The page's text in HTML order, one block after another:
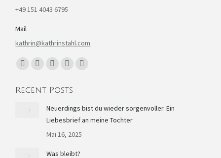
+49 151 4043 6795
Mail
kathrin@kathrinstahl.com
Finden Sie uns auf:
opensopens
new
window
opens
in
new
window
opens
in
new
window
opens
in
new
Recent Posts
Neuerdings bist du wieder sorgenvoller. Ein
Liebesbrief an meine Tochter
Mai 16, 2025
Was bleibt?